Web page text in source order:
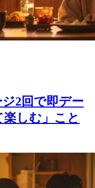
ジ2回で即デー
楽しむ」こと